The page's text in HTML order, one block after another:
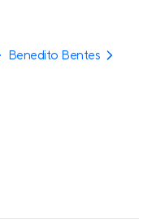
Benedito Bentes